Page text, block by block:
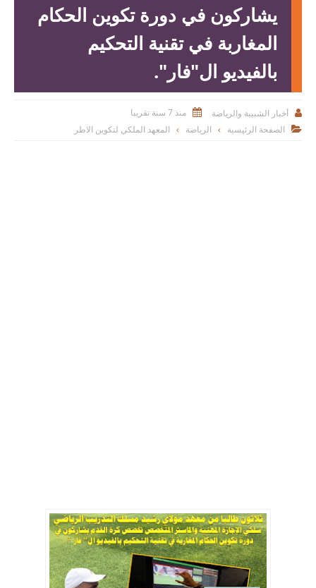
يشاركون في دورة تكوين الحكام
المغاربة في تقنية التحكيم
بالفيديو ال"فار".
 أخبار الشبيبة والرياضة  منذ 7 سنة تقريبا
 الصفحة الرئيسية الرياضة المعهد الملكي لتكوين الاطر